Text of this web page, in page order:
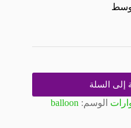
وسط
إلى السلة
الوسم: balloon